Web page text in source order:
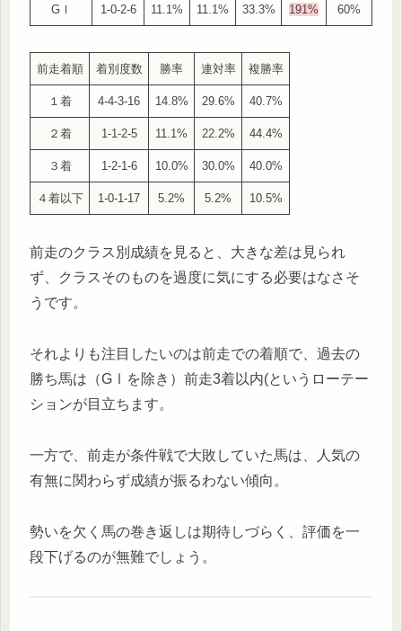
GⅠ 1-0-2-6 11.1% 11.1% 33.3% 191% 60%
前走着順 着別度数 勝率 連対率 複勝率
１着 4-4-3-16 14.8% 29.6% 40.7%
２着 1-1-2-5 11.1% 22.2% 44.4%
３着 1-2-1-6 10.0% 30.0% 40.0%
４着以下 1-0-1-17 5.2% 5.2% 10.5%
前走のクラス別成績を見ると、大きな差は見られ
ず、クラスそのものを過度に気にする必要はなさそ
うです。
それよりも注目したいのは前走での着順で、過去の
勝ち馬は（GⅠを除き）前走3着以内(というローテー
ションが目立ちます。
一方で、前走が条件戦で大敗していた馬は、人気の
有無に関わらず成績が振るわない傾向。
勢いを欠く馬の巻き返しは期待しづらく、評価を一
段下げるのが無難でしょう。